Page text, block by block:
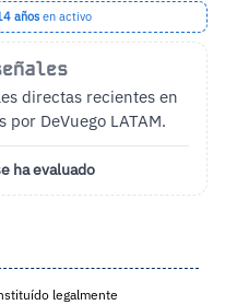
añosen activo
directas recientes en
DeVuego LATAM.
ha evaluado
legalmente